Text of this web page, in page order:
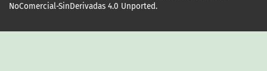
NoComercial-SinDerivadas 4.0 Unported.